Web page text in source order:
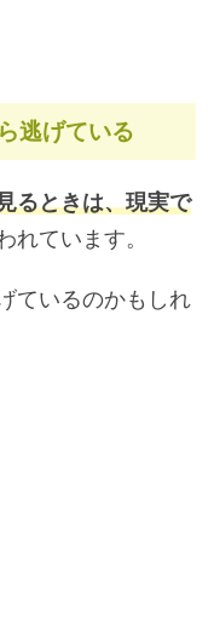
逃げている
るときは、現実で
れています。
ているのかもしれ